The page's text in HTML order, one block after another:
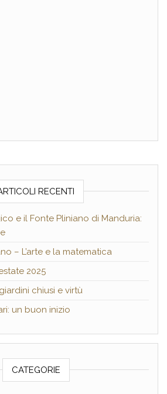
RECENTI
e il Fonte Pliniano di Manduria:
– L’arte e la matematica
2025
chiusi e virtù
un buon inizio
CATEGORIE